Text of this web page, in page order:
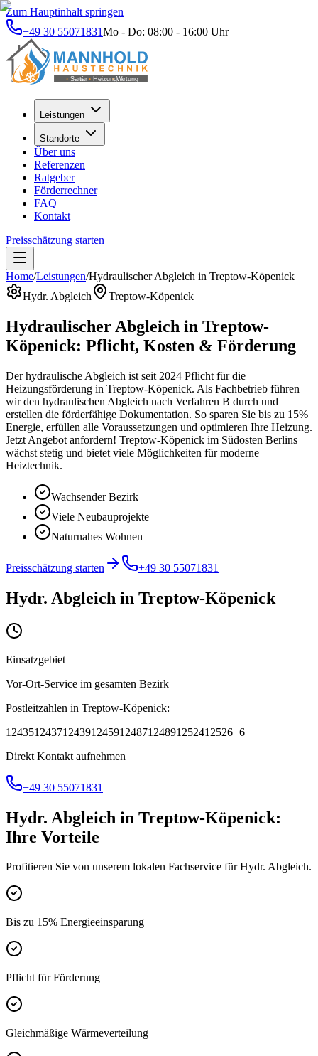
Zum Hauptinhalt springen
+49 30 55071831Mo - Do: 08:00 - 16:00 Uhr
Leistungen
Standorte
Über uns
Referenzen
Ratgeber
Förderrechner
FAQ
Kontakt
Preisschätzung starten
Home/Leistungen/Hydraulischer Abgleich in Treptow-Köpenick
Hydr. Abgleich
Treptow-Köpenick
Hydraulischer Abgleich in Treptow-
Köpenick: Pflicht, Kosten & Förderung
Der hydraulische Abgleich ist seit 2024 Pflicht für die
Heizungsförderung in Treptow-Köpenick. Als Fachbetrieb führen
wir den hydraulischen Abgleich nach Verfahren B durch und
erstellen die förderfähige Dokumentation. So sparen Sie bis zu 15%
Energie, erfüllen alle Voraussetzungen und optimieren Ihre Heizung.
Jetzt Angebot anfordern! Treptow-Köpenick im Südosten Berlins
wächst stetig und bietet viele Möglichkeiten für moderne
Heiztechnik.
Wachsender Bezirk
Viele Neubauprojekte
Naturnahes Wohnen
Preisschätzung starten +49 30 55071831
Hydr. Abgleich in Treptow-Köpenick
Einsatzgebiet
Vor-Ort-Service im gesamten Bezirk
Postleitzahlen in Treptow-Köpenick:
1243512437124391245912487124891252412526+6
Direkt Kontakt aufnehmen
+49 30 55071831
Hydr. Abgleich in Treptow-Köpenick:
Ihre Vorteile
Profitieren Sie von unserem lokalen Fachservice fürHydr. Abgleich.
Bis zu 15% Energieeinsparung
Pflicht für Förderung
Gleichmäßige Wärmeverteilung